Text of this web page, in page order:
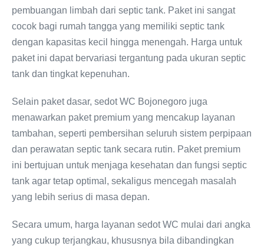
pembuangan limbah dari septic tank. Paket ini sangat
cocok bagi rumah tangga yang memiliki septic tank
dengan kapasitas kecil hingga menengah. Harga untuk
paket ini dapat bervariasi tergantung pada ukuran septic
tank dan tingkat kepenuhan.
Selain paket dasar, sedot WC Bojonegoro juga
menawarkan paket premium yang mencakup layanan
tambahan, seperti pembersihan seluruh sistem perpipaan
dan perawatan septic tank secara rutin. Paket premium
ini bertujuan untuk menjaga kesehatan dan fungsi septic
tank agar tetap optimal, sekaligus mencegah masalah
yang lebih serius di masa depan.
Secara umum, harga layanan sedot WC mulai dari angka
yang cukup terjangkau, khususnya bila dibandingkan